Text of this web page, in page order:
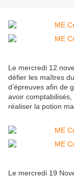
Le mercredi 12
défier les maîtres
d’épreuves afin de
avoir
réaliser la potion
Le mercredi 19